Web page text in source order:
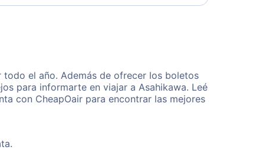
todo el año. Además de ofrecer los boletos
para informarte en viajar a Asahikawa. Leé
con CheapOair para encontrar las mejores